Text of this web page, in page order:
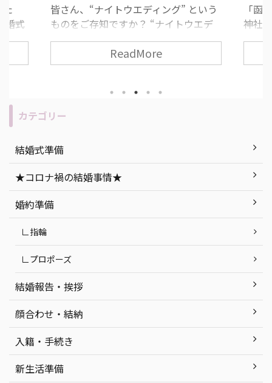
婚式
すめ
がな
人と
の
でき
は
』
いき
皆さん、“ナイトウエディング” という
ものをご存知ですか？ “ナイトウエデ
ィング” とは、夕方から夜の時間に行
う結婚式のことで、近年とても人気な
挙式スタイルの一つです！ 挙式や披露
わりありません。 今回は、ナイトウエ
ディングのメリット・デメリットの説
トウエディングを徹底解説します！ 目
次 「ナイトウエディング」って何？ ナ
イトウエディングのメリット・デメリ
ット ナイトウエディングの式場探しで
気をつけたいポイン ...
ReadMore
「函
神社
道っ
いと
ト
紹
町
カテゴリー
結婚式準備
★コロナ禍の結婚事情★
婚約準備
∟指輪
∟プロポーズ
結婚報告・挨拶
顔合わせ・結納
入籍・手続き
新生活準備